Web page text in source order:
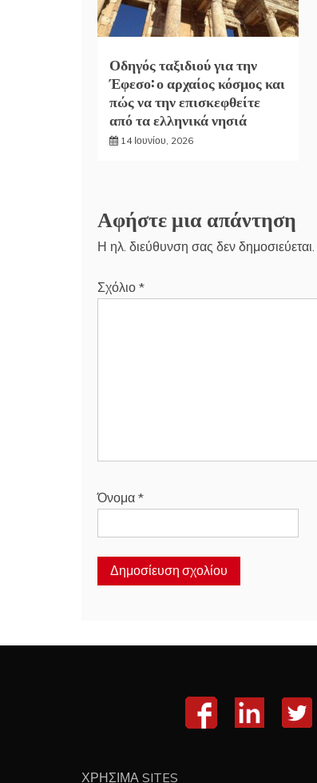
Οδηγός ταξιδιού για την
Έφεσο: ο αρχαίος κόσμος και
πώς να την επισκεφθείτε
από τα ελληνικά νησιά
14 Ιουνίου, 2026
Αφήστε μια απάντηση
Η ηλ. διεύθυνση σας δεν δημοσιεύεται.
Σχόλιο *
Όνομα *
ΧΡΗΣΙΜΑ SITES